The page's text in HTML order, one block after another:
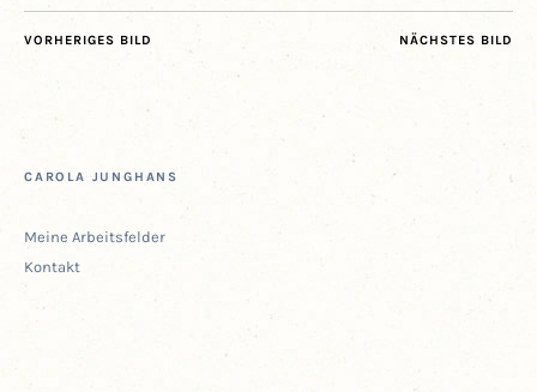
NÄCHSTES BILD
VORHERIGES BILD
CARO­LA JUNGHANS
Mei­ne Arbeitsfelder
Kon­takt